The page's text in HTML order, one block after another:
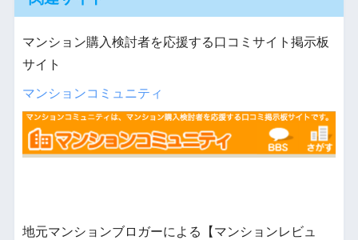
マンション購入検討者を応援する口コミサイト掲示板
サイト
マンションコミュニティ
地元マンションブロガーによる【マンションレビュ